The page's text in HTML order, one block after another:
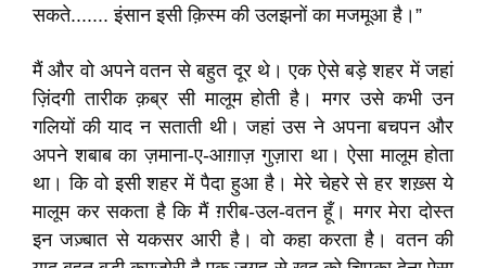
सकते....... इंसान इसी क़िस्म की उलझनों का मजमूआ है।”
मैं और वो अपने वतन से बहुत दूर थे। एक ऐसे बड़े शहर में जहां
ज़िंदगी तारीक क़ब्र सी मालूम होती है। मगर उसे कभी उन
गलियों की याद न सताती थी। जहां उस ने अपना बचपन और
अपने शबाब का ज़माना-ए-आग़ाज़ गुज़ारा था। ऐसा मालूम होता
था। कि वो इसी शहर में पैदा हुआ है। मेरे चेहरे से हर शख़्स ये
मालूम कर सकता है कि मैं ग़रीब-उल-वतन हूँ। मगर मेरा दोस्त
इन जज़्बात से यकसर आरी है। वो कहा करता है। वतन की